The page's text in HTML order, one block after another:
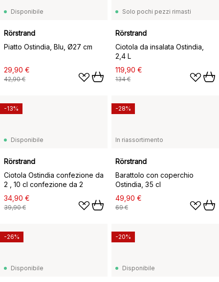
Disponibile
Rörstrand
Piatto Ostindia, Blu, Ø27 cm
29,90 €
42,90 €
Solo pochi pezzi rimasti
Rörstrand
Ciotola da insalata Ostindia,
2,4 L
119,90 €
134 €
Disponibile
Rörstrand
Ciotola Ostindia confezione da
2 , 10 cl confezione da 2
34,90 €
39,90 €
-13%
In riassortimento
Rörstrand
Barattolo con coperchio
Ostindia, 35 cl
49,90 €
69 €
-28%
Disponibile
-26%
Disponibile
-20%